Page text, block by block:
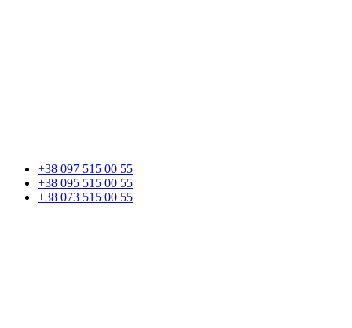
+38 097 515 00 55
+38 095 515 00 55
+38 073 515 00 55